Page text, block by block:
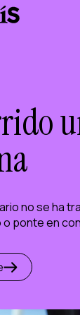
empleo
no se ha
o ponte en